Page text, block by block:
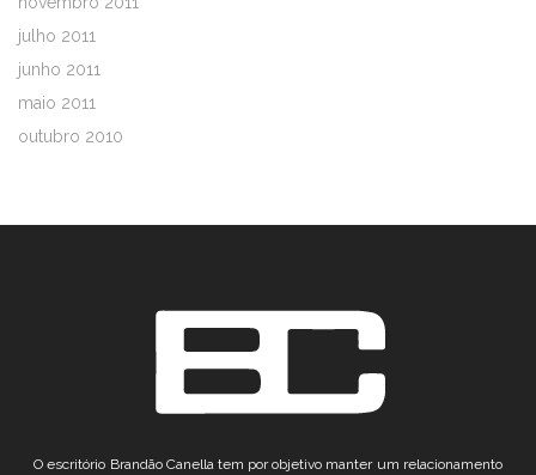
julho 2011
junho 2011
maio 2011
outubro 2010
O escritório Brandão Canella tem por objetivo manter um relacionamento